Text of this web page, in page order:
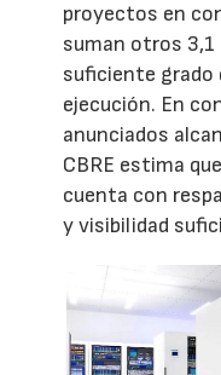
proyectos en
suman otros 3,1
suficiente grado
ejecución. En
anunciados
CBRE estima
cuenta con
y visibilidad